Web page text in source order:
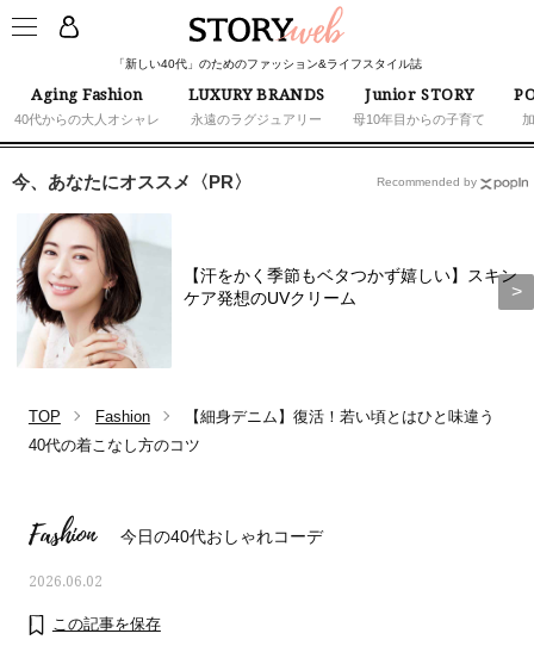
「新しい40代」のためのファッション&ライフスタイル誌
Aging Fashion
40代からの大人オシャレ
LUXURY BRANDS
永遠のラグジュアリー
Junior STORY
母10年目からの子育て
今、あなたにオススメ〈PR〉
【汗をかく季節もベタつかず嬉しい】スキン
ケア発想のUVクリーム
Recommended by
TOP Fashion
【細身デニム】復活！若い頃とはひと味違う
40代の着こなし方のコツ
Fashion 今日の40代おしゃれコーデ
2026.06.02
この記事を保存